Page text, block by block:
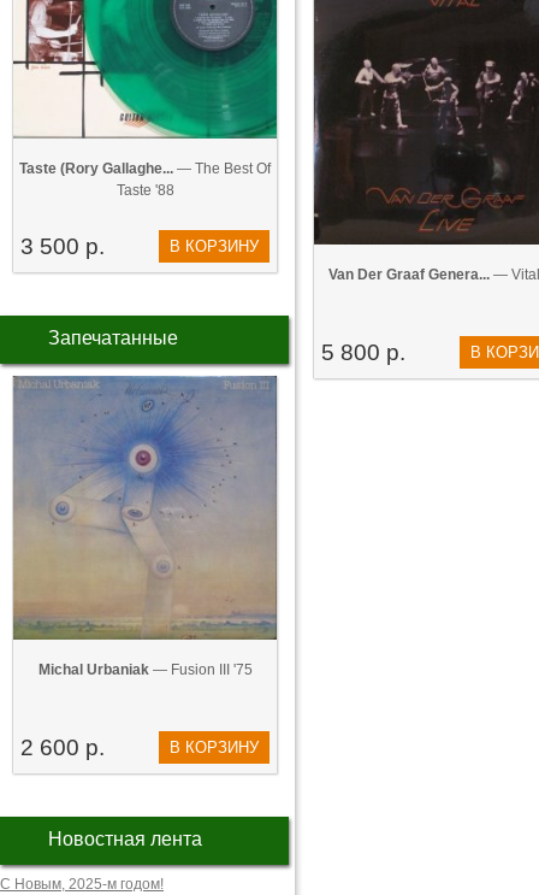
Taste (Rory Gallaghe... — The Best Of
Taste '88
3 500 р. В КОРЗИНУ
Запечатанные
Michal Urbaniak— Fusion III '75
2 600 р. В КОРЗИНУ
Новостная лента
С Новым, 2025-м годом!
Van Der Graaf Genera... —
5 800 р. В